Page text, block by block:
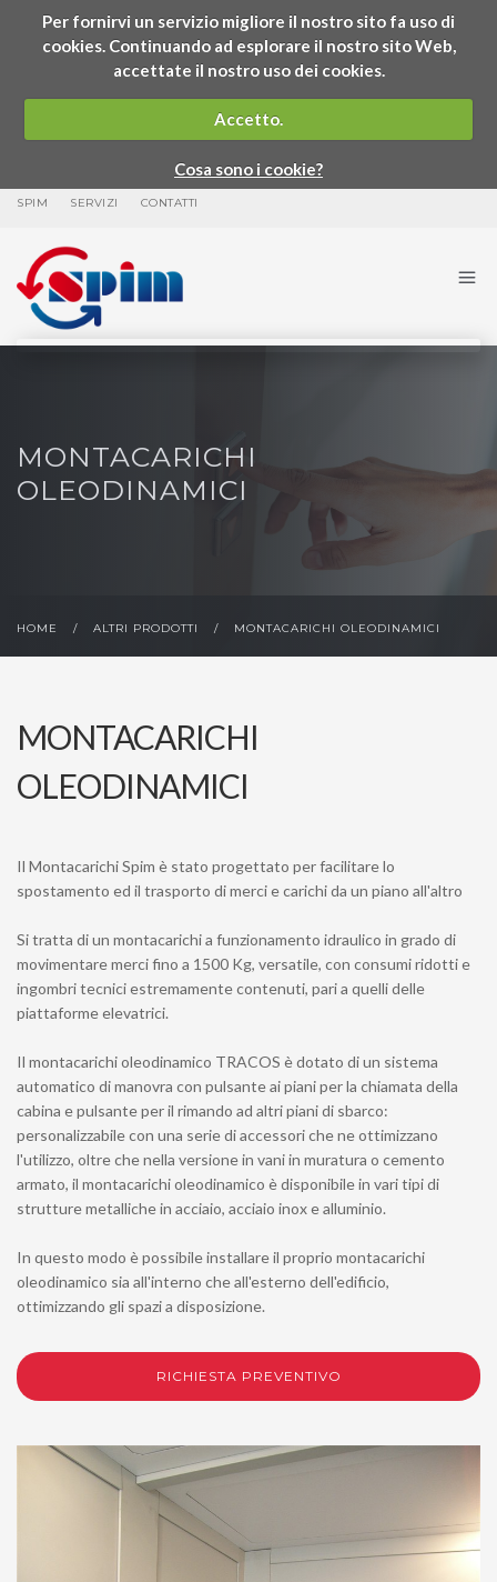
Per fornirvi un servizio migliore il nostro sito fa uso di
cookies. Continuando ad esplorare il nostro sito Web,
accettate il nostro uso dei cookies.
Accetto.
Cosa sono i cookie?
SPIM SERVIZI CONTATTI
MONTACARICHI
OLEODINAMICI
HOME / ALTRI PRODOTTI / MONTACARICHI OLEODINAMICI
MONTACARICHI
OLEODINAMICI
Il Montacarichi Spim è stato progettato per facilitare lo
spostamento ed il trasporto di merci e carichi da un piano all'altro
Si tratta di un montacarichi a funzionamento idraulico in grado di
movimentare merci fino a 1500 Kg, versatile, con consumi ridotti e
ingombri tecnici estremamente contenuti, pari a quelli delle
piattaforme elevatrici.
Il montacarichi oleodinamico TRACOS è dotato di un sistema
automatico di manovra con pulsante ai piani per la chiamata della
cabina e pulsante per il rimando ad altri piani di sbarco:
personalizzabile con una serie di accessori che ne ottimizzano
l'utilizzo, oltre che nella versione in vani in muratura o cemento
armato, il montacarichi oleodinamico è disponibile in vari tipi di
strutture metalliche in acciaio, acciaio inox e alluminio.
In questo modo è possibile installare il proprio montacarichi
oleodinamico sia all'interno che all'esterno dell'edificio,
ottimizzando gli spazi a disposizione.
RICHIESTA PREVENTIVO